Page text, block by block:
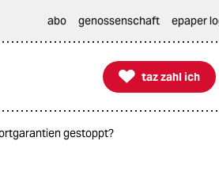
abo genossenschaft epaper

taz zahl ich
taz zahl ich
gestoppt?